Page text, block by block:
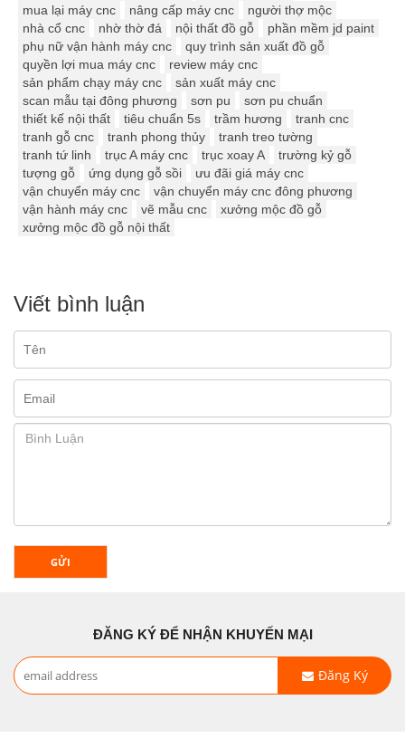
mua lại máy cnc
nâng cấp máy cnc
người thợ mộc
nhà cổ cnc
nhờ thờ đá nội thất đồ gỗ
phần mềm jd paint
phụ nữ vận hành máy cnc
quy trình sản xuất đồ gỗ
quyền lợi mua máy cnc
review máy cnc
sản phẩm chạy máy cnc
sản xuất máy cnc
scan mẫu tại đông phương
sơn pu
sơn pu chuẩn
thiết kế nội thất
tiêu chuẩn 5s trầm hương
tranh cnc
tranh gỗ cnc
tranh phong thủy
tranh treo tường
tranh tứ linh
trục A máy cnc trục xoay A
trường kỷ gỗ
tượng gỗ
ứng dụng gỗ sồi
ưu đãi giá máy cnc
vận chuyển máy cnc
vận chuyển máy cnc đông phương
vận hành máy cnc
vẽ mẫu cnc
xưởng mộc đồ gỗ
xưởng mộc đồ gỗ nội thất
Viết bình luận
GỬI
ĐĂNG KÝ ĐỂ NHẬN KHUYẾN MẠI
Đăng Ký